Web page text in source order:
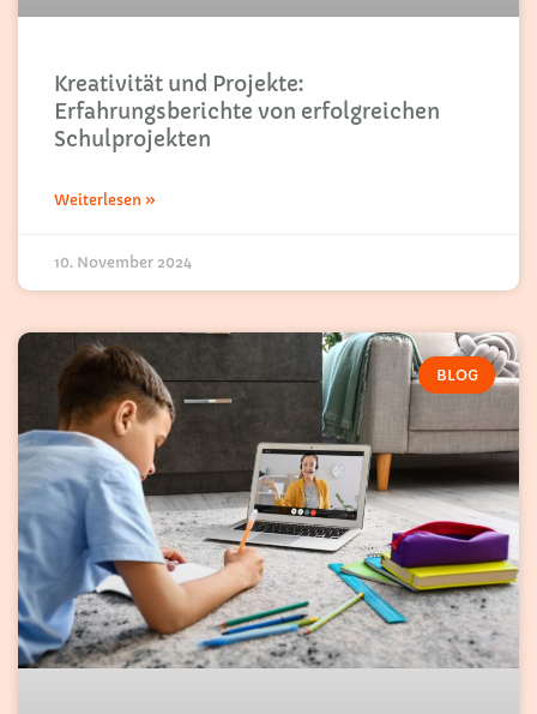
Kreativität und Projekte:
Erfahrungsberichte von erfolgreichen
Schulprojekten
Weiterlesen »
10. November 2024
BLOG